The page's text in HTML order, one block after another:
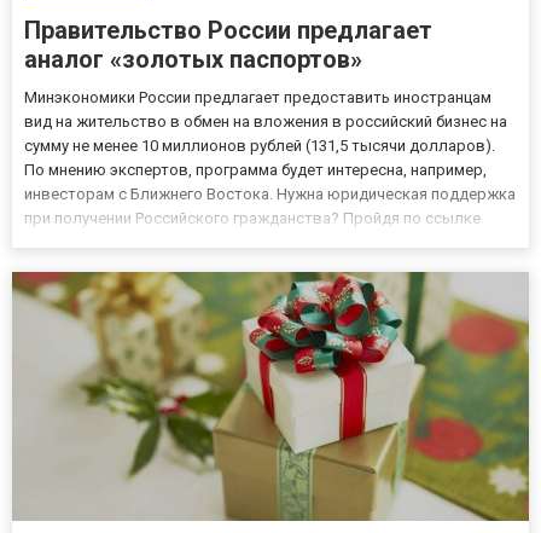
Правительство России предлагает
аналог «золотых паспортов»
Минэкономики России предлагает предоставить иностранцам
вид на жительство в обмен на вложения в российский бизнес на
сумму не менее 10 миллионов рублей (131,5 тысячи долларов).
По мнению экспертов, программа будет интересна, например,
инвесторам с Ближнего Востока. Нужна юридическая поддержка
при получении Российского гражданства? Пройдя по ссылке